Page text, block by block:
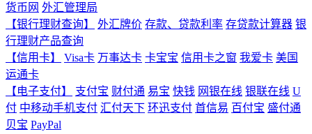
货币网 外汇管理局
【银行理财查询】
外汇牌价 存款、贷款利率 存贷款计算器 银
行理财产品查询
【信用卡】
Visa卡 万事达卡 卡宝宝 信用卡之窗 我爱卡 美国
运通卡
【电子支付】
支付宝 财付通 易宝 快钱 网银在线 银联在线 U
付 中移动手机支付 汇付天下 环迅支付 首信易 百付宝 盛付通
贝宝 PayPal